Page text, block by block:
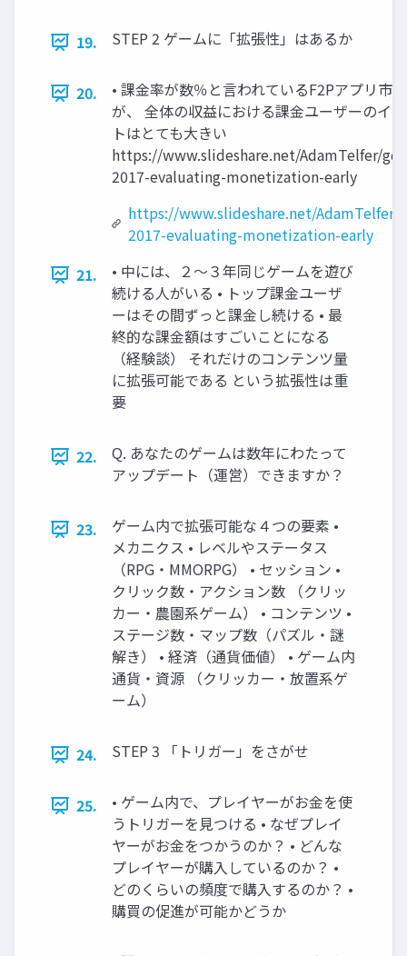
19. STEP 2 ゲームに「拡張性」はあるか
20.
• 課金率が数％と言われているF2Pアプリ市
が、 全体の収益における課金ユーザーのイ
トはとても大きい
https://www.slideshare.net/AdamTelfer/
2017-evaluating-monetization-early
https://www.slideshare.net/AdamTelfer/
2017-evaluating-monetization-early
21.
• 中には、２〜３年同じゲームを遊び
続ける人がいる • トップ課金ユーザ
ーはその間ずっと課金し続ける • 最
終的な課金額はすごいことになる
（経験談） それだけのコンテンツ量
に拡張可能である という拡張性は重
要
22.
Q. あなたのゲームは数年にわたって
アップデート（運営）できますか？
23.
ゲーム内で拡張可能な４つの要素 •
メカニクス • レベルやステータス
（RPG・MMORPG） • セッション •
クリック数・アクション数 （クリッ
カー・農園系ゲーム） • コンテンツ •
ステージ数・マップ数（パズル・謎
解き） • 経済（通貨価値） • ゲーム内
通貨・資源 （クリッカー・放置系ゲ
ーム）
24. STEP 3 「トリガー」をさがせ
25.
• ゲーム内で、プレイヤーがお金を使
うトリガーを見つける • なぜプレイ
ヤーがお金をつかうのか？ • どんな
プレイヤーが購入しているのか？ •
どのくらいの頻度で購入するのか？ •
購買の促進が可能かどうか